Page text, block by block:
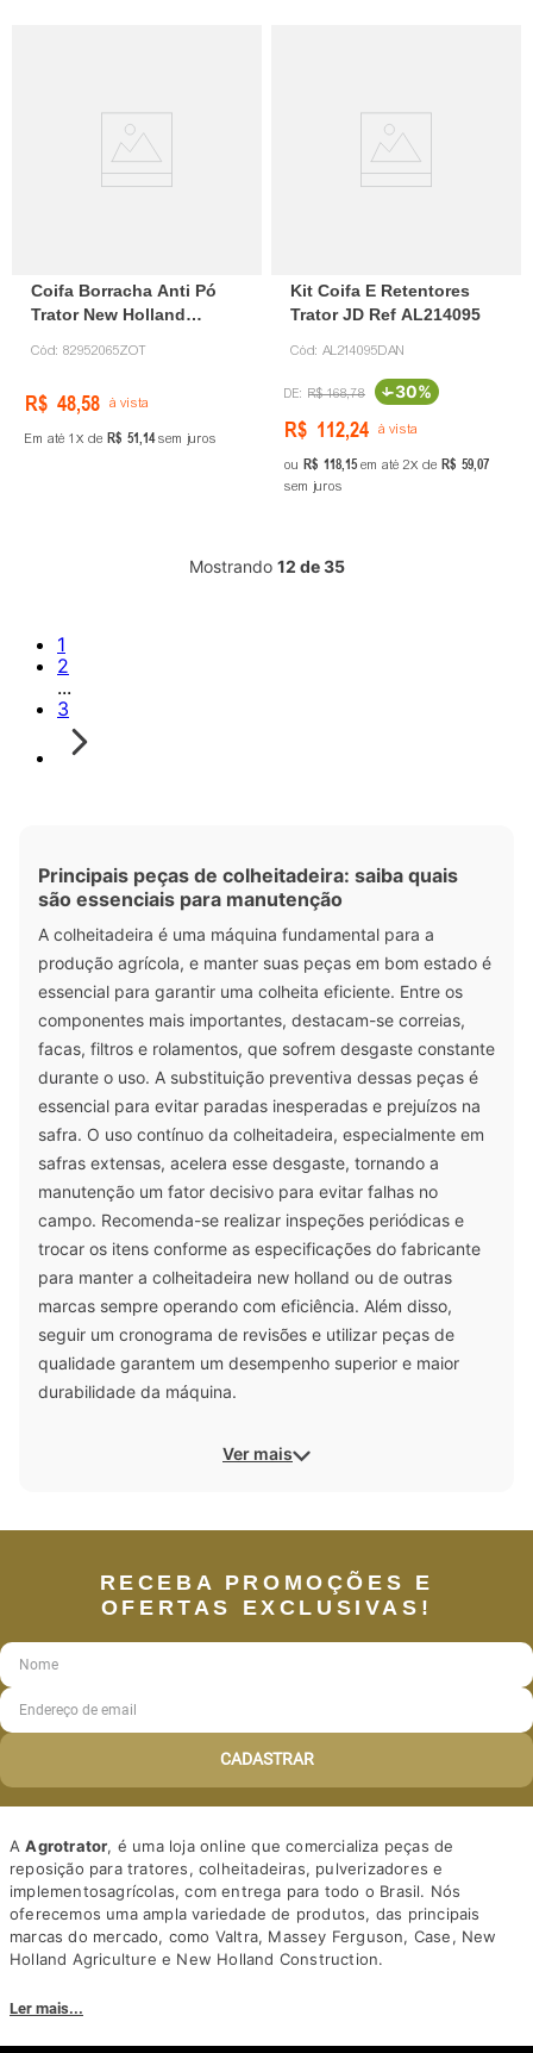
Coifa Borracha Anti Pó
Trator New Holland
Cód: 82952065ZOT
R$ 48,58 à vista
Em até 1 de R$ 51 14sem juros
Kit Coifa E Retentores
Trator JD Ref AL214095
Cód: AL214095DAN
R$ 168,78 -30%
R$ 112,24 à vista
ou R$ 11815 em até 2 de R$ 5907
sem juros
Mostrando 12 de 35
1
2
...
3
Principais peças de colheitadeira: saiba quais
são essenciais para manutenção
A colheitadeira é uma máquina fundamental para a
produção agrícola, e manter suas peças em bom estado é
essencial para garantir uma colheita eficiente. Entre os
componentes mais importantes, destacam-se correias,
facas, filtros e rolamentos, que sofrem desgaste constante
durante o uso. A substituição preventiva dessas peças é
essencial para evitar paradas inesperadas e prejuízos na
safra. O uso contínuo da colheitadeira, especialmente em
safras extensas, acelera esse desgaste, tornando a
manutenção um fator decisivo para evitar falhas no
campo. Recomenda-se realizar inspeções periódicas e
trocar os itens conforme as especificações do fabricante
para manter a colheitadeira new holland ou de outras
marcas sempre operando com eficiência. Além disso,
seguir um cronograma de revisões e utilizar peças de
qualidade garantem um desempenho superior e maior
durabilidade da máquina.
Ver mais
RECEBA PROMOÇÕES E
OFERTAS EXCLUSIVAS!
CADASTRAR
AAgrotrator, é uma loja online que comercializa peças de
reposição para tratores, colheitadeiras, pulverizadores e
implementosagrícolas, com entrega para todo o Brasil. Nós
oferecemos uma ampla variedade de produtos, das principais
marcas do mercado, como Valtra, Massey Ferguson, Case, New
Holland Agriculture e New Holland Construction.
competitivos. Nós também oferecemos um atendimento
personalizado, com equipe de profissionais altamente capacitados
Ler mais...